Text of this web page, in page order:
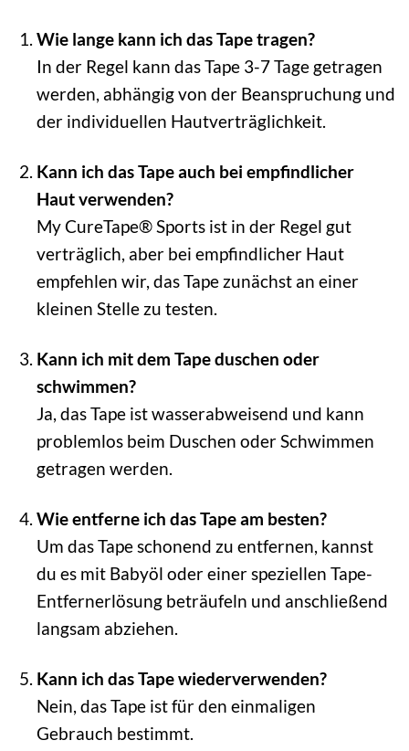
Wie lange kann ich das Tape tragen?
In der Regel kann das Tape 3-7 Tage getragen
werden, abhängig von der Beanspruchung und
der individuellen Hautverträglichkeit.
Kann ich das Tape auch bei empfindlicher
Haut verwenden?
My CureTape® Sports ist in der Regel gut
verträglich, aber bei empfindlicher Haut
empfehlen wir, das Tape zunächst an einer
kleinen Stelle zu testen.
Kann ich mit dem Tape duschen oder
schwimmen?
Ja, das Tape ist wasserabweisend und kann
problemlos beim Duschen oder Schwimmen
getragen werden.
Wie entferne ich das Tape am besten?
Um das Tape schonend zu entfernen, kannst
du es mit Babyöl oder einer speziellen Tape-
Entfernerlösung beträufeln und anschließend
langsam abziehen.
Kann ich das Tape wiederverwenden?
Nein, das Tape ist für den einmaligen
Gebrauch bestimmt.